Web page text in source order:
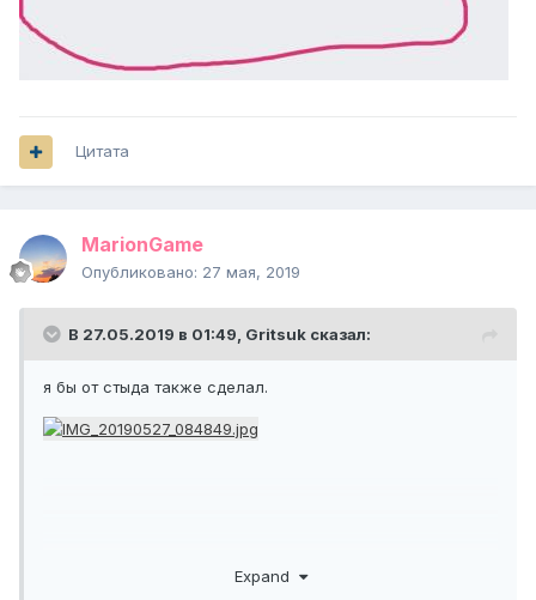
Цитата
MarionGame
Опубликовано: 27 мая, 2019
В 27.05.2019 в 01:49, Gritsuk сказал:
я бы от стыда также сделал.
Expand